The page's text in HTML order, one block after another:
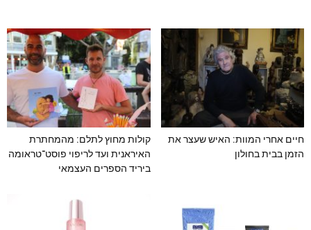
חיים אחרי המוות: האיש שעצר את
הזמן בבית בחולון
קולות מחוץ לתלם: מהמחתרת
האיראנית ועד לריפוי פוסט־טראומה
ביריד הספרים העצמאי